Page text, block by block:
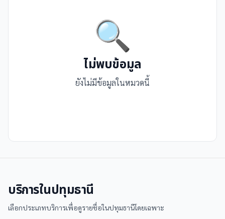
🔍
ไม่พบข้อมูล
ยังไม่มีข้อมูลในหมวดนี้
บริการในปทุมธานี
เลือกประเภทบริการเพื่อดูรายชื่อในปทุมธานีโดยเฉพาะ